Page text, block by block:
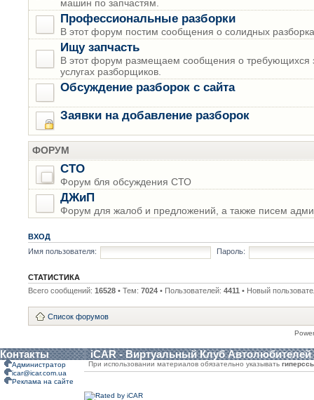
машин по запчастям.
Профессиональные разборки
В этот форум постим сообщения о солидных
Ищу запчасть
В этот форум размещаем сообщения о требующихся
услугах разборщиков.
Обсуждение разборок с сайта
Заявки на добавление разборок
ФОРУМ
СТО
Форум бля обсуждения СТО
ДЖиП
Форум для жалоб и предложений, а также писем
ВХОД
Имя пользователя:
Пароль:
СТАТИСТИКА
Всего сообщений: 16528 • Тем: 7024 • Пользователей: 4411 • Новый
Список форумов
Контакты iCAR - Виртуальный Клуб Автолюбителей
Администратор
icar@icar.com.ua
Реклама на сайте
При использовании материалов обязательно указывать